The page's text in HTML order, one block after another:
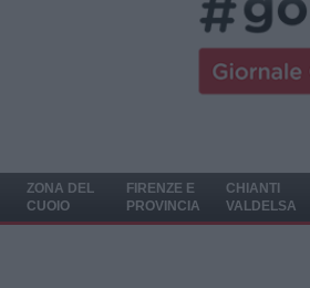
ZONA DEL
CUOIO
FIRENZE E
PROVINCIA
CHIANTI
VALDELSA